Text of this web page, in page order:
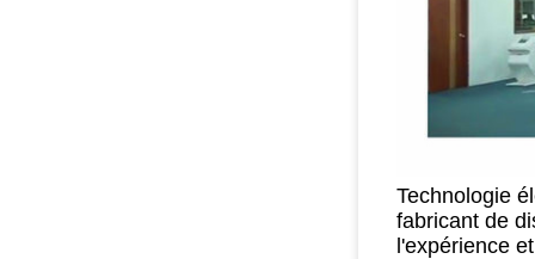
Technologie
fabricant de
l'expérience